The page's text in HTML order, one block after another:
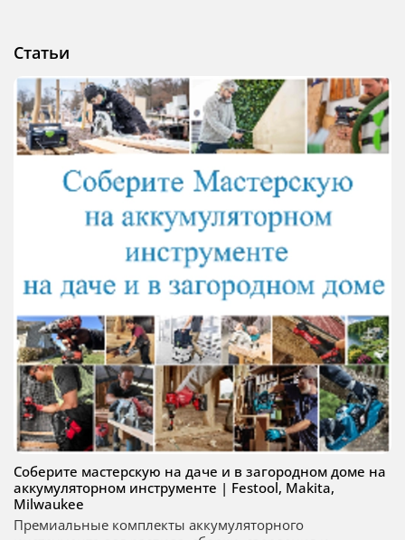
Статьи
Соберите мастерскую на даче и в загородном доме на
аккумуляторном инструменте | Festool, Makita,
Milwaukee
Премиальные комплекты аккумуляторного